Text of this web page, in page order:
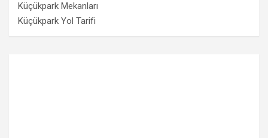
Küçükpark Mekanları
Küçükpark Yol Tarifi